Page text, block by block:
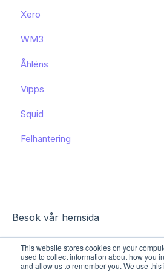
This website stores cookies on your
used to collect information about how you
and allow us to remember you. We use
Kom igång
Kända begränsningar
Xero
Kom igång
WM3
Kom igång
Åhléns
Kom igång
Funktioner och användning
Kända begränsningar
Vipps
Funktioner och användning
Squid
Felhantering
Besök vår hemsida